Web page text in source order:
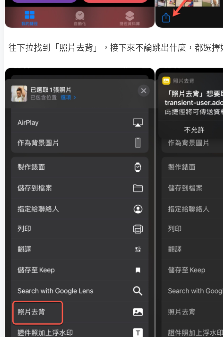
往下拉找到「照片去背」，接下來不論跳出什麼，都選擇